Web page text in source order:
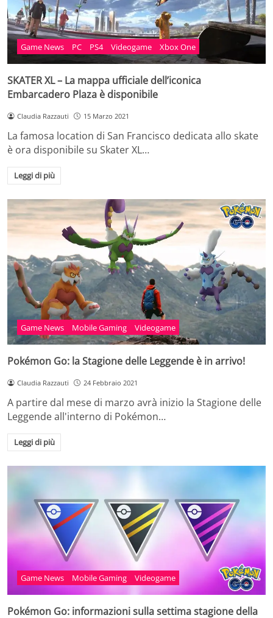
Game News PC PS4 Videogame Xbox One
SKATER XL – La mappa ufficiale dell’iconica
Embarcadero Plaza è disponibile
Claudia Razzauti 15 Marzo 2021
La famosa location di San Francisco dedicata allo skate
è ora disponibile su Skater XL…
Leggi di più
Game News Mobile Gaming Videogame
Pokémon Go: la Stagione delle Leggende è in arrivo!
Claudia Razzauti 24 Febbraio 2021
A partire dal mese di marzo avrà inizio la Stagione delle
Leggende all'interno di Pokémon…
Leggi di più
Game News Mobile Gaming Videogame
Pokémon Go: informazioni sulla settima stagione della